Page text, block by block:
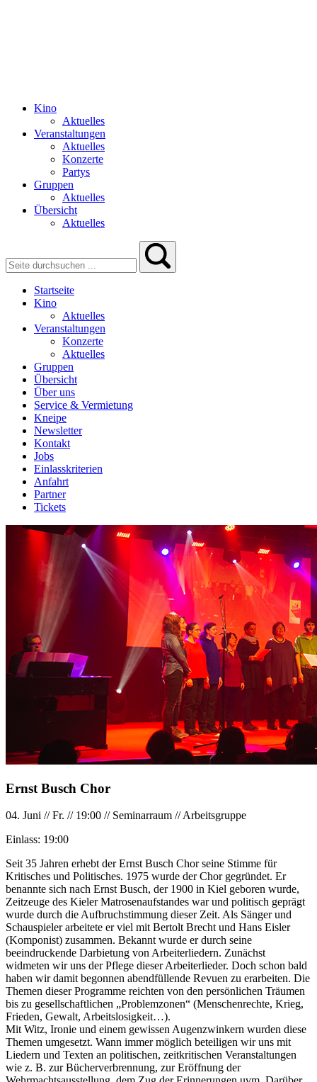
Kino
Aktuelles
Veranstaltungen
Aktuelles
Konzerte
Partys
Gruppen
Aktuelles
Übersicht
Aktuelles
Startseite
Kino
Aktuelles
Veranstaltungen
Konzerte
Aktuelles
Gruppen
Übersicht
Über uns
Service & Vermietung
Kneipe
Newsletter
Kontakt
Jobs
Einlasskriterien
Anfahrt
Partner
Tickets
Ernst Busch Chor
04. Juni //Fr. // 19:00 // Seminarraum //Arbeitsgruppe
Einlass: 19:00
Seit 35 Jahren erhebt der Ernst Busch Chor seine Stimme für
Kritisches und Politisches. 1975 wurde der Chor gegründet. Er
benannte sich nach Ernst Busch, der 1900 in Kiel geboren wurde,
Zeitzeuge des Kieler Matrosenaufstandes war und politisch geprägt
wurde durch die Aufbruchstimmung dieser Zeit. Als Sänger und
Schauspieler arbeitete er viel mit Bertolt Brecht und Hans Eisler
(Komponist) zusammen. Bekannt wurde er durch seine
beeindruckende Darbietung von Arbeiterliedern. Zunächst
widmeten wir uns der Pflege dieser Arbeiterlieder. Doch schon bald
haben wir damit begonnen abendfüllende Revuen zu erarbeiten. Die
Themen dieser Programme reichten von den persönlichen Träumen
bis zu gesellschaftlichen „Problemzonen“ (Menschenrechte, Krieg,
Frieden, Gewalt, Arbeitslosigkeit…).
Mit Witz, Ironie und einem gewissen Augenzwinkern wurden diese
Themen umgesetzt. Wann immer möglich beteiligen wir uns mit
Liedern und Texten an politischen, zeitkritischen Veranstaltungen
wie z. B. zur Bücherverbrennung, zur Eröffnung der